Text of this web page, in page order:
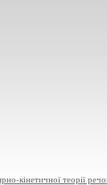
кінетичної теорії